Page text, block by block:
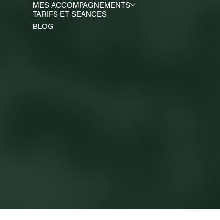
MES ACCOMPAGNEMENTS
TARIFS ET SEANCES
BLOG